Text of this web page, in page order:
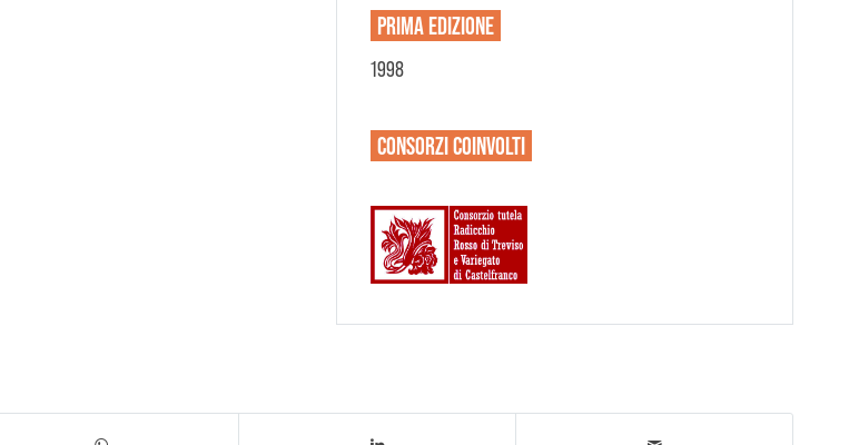
PRIMA EDIZIONE
1998
CONSORZICOINVOLTI